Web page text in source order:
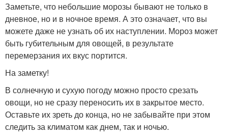
Заметьте, что небольшие морозы бывают не только в
дневное, но и в ночное время. А это означает, что вы
можете даже не узнать об их наступлении. Мороз может
быть губительным для овощей, в результате
перемерзания их вкус портится.
На заметку!
В солнечную и сухую погоду можно просто срезать
овощи, но не сразу переносить их в закрытое место.
Оставьте их зреть до конца, но не забывайте при этом
следить за климатом как днем, так и ночью.